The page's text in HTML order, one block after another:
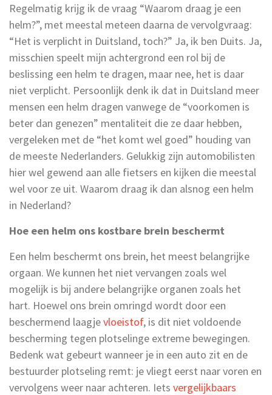
Regelmatig krijg ik de vraag “Waarom draag je een
helm?”, met meestal meteen daarna de vervolgvraag:
“Het is verplicht in Duitsland, toch?” Ja, ik ben Duits. Ja,
misschien speelt mijn achtergrond een rol bij de
beslissing een helm te dragen, maar nee, het is daar
niet verplicht. Persoonlijk denk ik dat in Duitsland meer
mensen een helm dragen vanwege de “voorkomen is
beter dan genezen” mentaliteit die ze daar hebben,
vergeleken met de “het komt wel goed” houding van
de meeste Nederlanders. Gelukkig zijn automobilisten
hier wel gewend aan alle fietsers en kijken die meestal
wel voor ze uit. Waarom draag ik dan alsnog een helm
in Nederland?
Hoe een helm ons kostbare brein beschermt
Een helm beschermt ons brein, het meest belangrijke
orgaan. We kunnen het niet vervangen zoals wel
mogelijk is bij andere belangrijke organen zoals het
hart. Hoewel ons brein omringd wordt door een
beschermend laagjevloeistof, is dit niet voldoende
bescherming tegen plotselinge extreme bewegingen.
Bedenk wat gebeurt wanneer je in een auto zit en de
bestuurder plotseling remt: je vliegt eerst naar voren en
vervolgens weer naar achteren. Iets vergelijkbaars